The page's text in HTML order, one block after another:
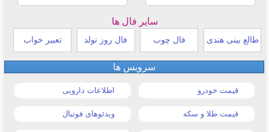
سایر فال ها
طالع بینی هندی فال چوب فال روز تولد تعبیر خواب
سرویس ها
قیمت خودرو اطلاعات دارویی
قیمت طلا و سکه ویدئوهای فوتبال